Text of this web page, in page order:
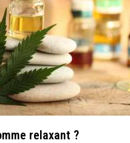
relaxant ?